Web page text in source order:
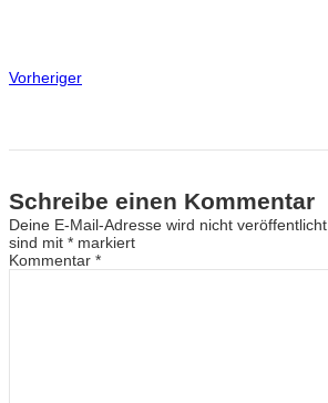
Vorheriger
Schreibe einen Kommentar
Deine E-Mail-Adresse wird nicht veröffentlicht.
sind mit * markiert
Kommentar *